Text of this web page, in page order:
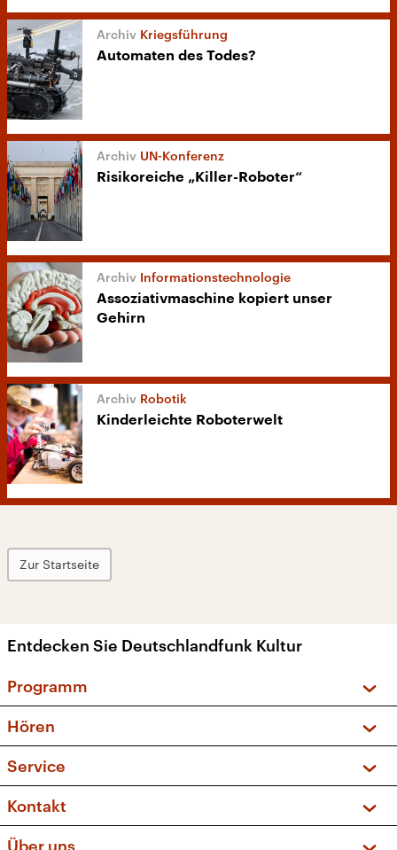
Kriegsführung
Automaten des Todes?
UN-Konferenz
Risikoreiche „Killer-Roboter“
Informationstechnologie
Assoziativmaschine kopiert unser
Gehirn
Robotik
Kinderleichte Roboterwelt
Zur Startseite
Entdecken Sie Deutschlandfunk Kultur
Programm
Sendungen und Podcasts
Musikliste
Kakadu – Das Kinderprogramm
Hören
Frequenzen (UKW + DAB+)
Service
FAQ
Apps
Kontakt
Über uns